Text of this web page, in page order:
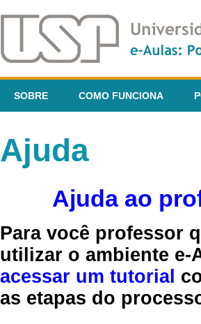
SOBRE COMO FUNCIONA
Ajuda
Ajuda ao
Para você professor
utilizar o ambiente e-
acessar um tutorial
as etapas do